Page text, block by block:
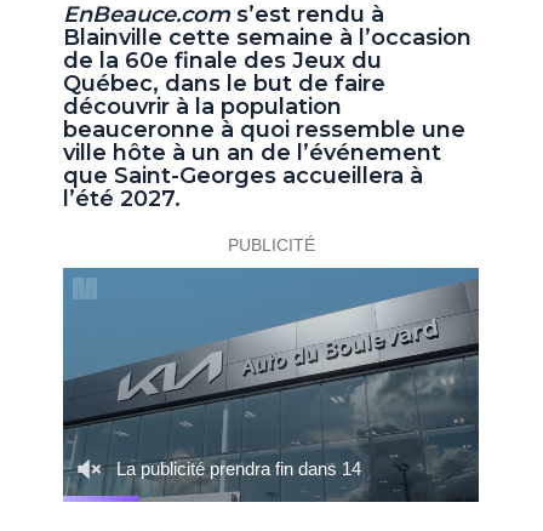
EnBeauce.com s’est rendu à
Blainville cette semaine à l’occasion
de la 60e finale des Jeux du
Québec, dans le but de faire
découvrir à la population
beauceronne à quoi ressemble une
ville hôte à un an de l’événement
que Saint-Georges accueillera à
l’été 2027.